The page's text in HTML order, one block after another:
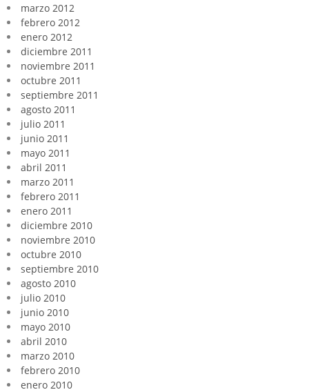
marzo 2012
febrero 2012
enero 2012
diciembre 2011
noviembre 2011
octubre 2011
septiembre 2011
agosto 2011
julio 2011
junio 2011
mayo 2011
abril 2011
marzo 2011
febrero 2011
enero 2011
diciembre 2010
noviembre 2010
octubre 2010
septiembre 2010
agosto 2010
julio 2010
junio 2010
mayo 2010
abril 2010
marzo 2010
febrero 2010
enero 2010